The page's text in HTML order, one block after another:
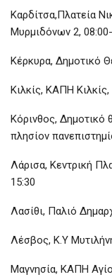
Καρδίτσα,Πλατεία
Μυρμιδόνων 2,
Κέρκυρα, Δημοτικό
Κιλκίς, ΚΑΠΗ
Κόρινθος, Δημοτικό
πλησίον
Λάρισα, Κεντρική
15:30
Λασίθι, Παλιό
Λέσβος, Κ.Υ
Μαγνησία, ΚΑΠΗ